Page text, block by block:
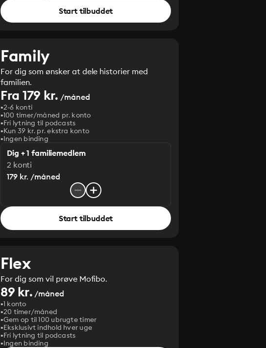
Start tilbuddet
Family
For dig som ønsker at dele historier med
familien.
Fra 179 kr. /måned
2-6 konti
100 timer/måned pr. konto
Fri lytning til podcasts
Kun 39 kr. pr. ekstra konto
Ingen binding
Dig + 1 familiemedlem
2 konti
179 kr. /måned
Start tilbuddet
Flex
For dig som vil prøve Mofibo.
89 kr. /måned
1 konto
20 timer/måned
Gem op til 100 ubrugte timer
Eksklusivt indhold hver uge
Fri lytning til podcasts
Ingen binding